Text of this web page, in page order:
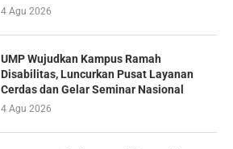
4 Agu 2026
UMP Wujudkan Kampus Ramah
Disabilitas, Luncurkan Pusat Layanan
Cerdas dan Gelar Seminar Nasional
4 Agu 2026